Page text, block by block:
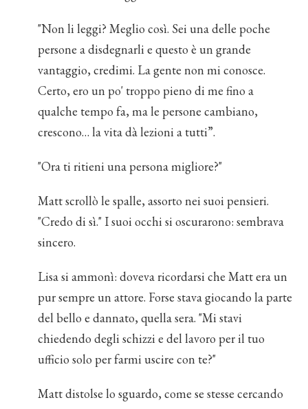
"Non li leggi? Meglio così. Sei una delle poche
persone a disdegnarli e questo è un grande
vantaggio, credimi. La gente non mi conosce.
Certo, ero un po' troppo pieno di me fino a
qualche tempo fa, ma le persone cambiano,
crescono… la vita dà lezioni a tutti”.
"Ora ti ritieni una persona migliore?"
Matt scrollò le spalle, assorto nei suoi pensieri.
"Credo di sì." I suoi occhi si oscurarono: sembrava
sincero.
Lisa si ammonì: doveva ricordarsi che Matt era un
pur sempre un attore. Forse stava giocando la parte
del bello e dannato, quella sera. "Mi stavi
chiedendo degli schizzi e del lavoro per il tuo
ufficio solo per farmi uscire con te?"
Matt distolse lo sguardo, come se stesse cercando